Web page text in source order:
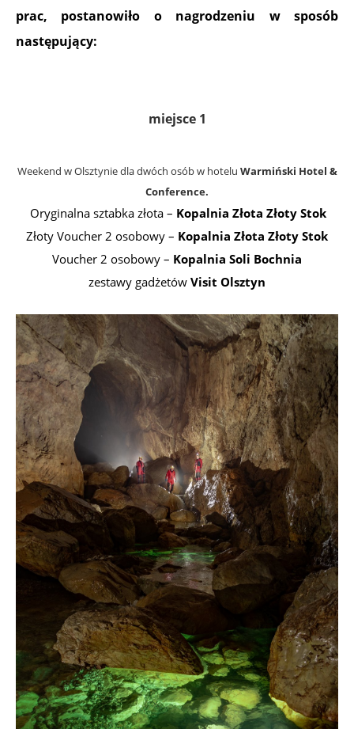
prac, postanowiło o nagrodzeniu w sposób
następujący:
miejsce 1
Weekend w Olsztynie dla dwóch osób w hotelu Warmiński Hotel &
Conference.
Oryginalna sztabka złota – Kopalnia Złota Złoty Stok
Złoty Voucher 2 osobowy – Kopalnia Złota Złoty Stok
Voucher 2 osobowy – Kopalnia Soli Bochnia
zestawy gadżetów Visit Olsztyn